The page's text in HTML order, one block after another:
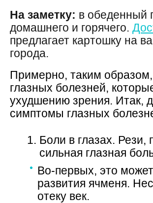
На заметку: в обеденный
домашнего и горячего.
предлагает картошку на
города.
Примерно, таким
глазных болезней,
ухудшению зрения. Итак,
симптомы глазных
Боли в глазах. Рези,
сильная глазная
Во-первых, это
развития ячменя.
отеку век.